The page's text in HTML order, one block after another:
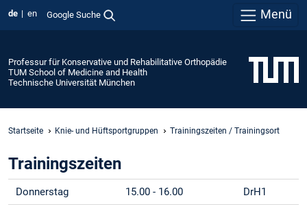
de en Google Suche Menü
Professur für Konservative und Rehabilitative Orthopädie
TUM School of Medicine and Health
Technische Universität München
Startseite Knie- und Hüftsportgruppen Trainingszeiten / Trainingsort
Trainingszeiten
Donnerstag 15.00 - 16.00 DrH1